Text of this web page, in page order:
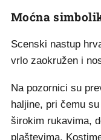
Moćna
Scenski nastup
vrlo zaokružen i
Na pozornici su
haljine, pri čemu
širokim rukavima,
plaštevima.